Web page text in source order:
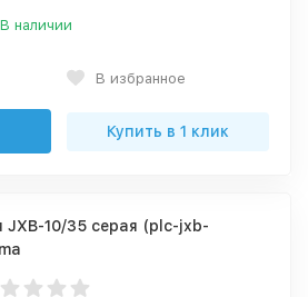
В наличии
В избранное
Купить в 1 клик
10/35 серая (plc-jxb-